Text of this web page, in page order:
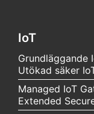
IoT
Grundläggande
Utökad säker
Managed IoT
Extended